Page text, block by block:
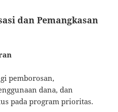
dan Pemangkasan
pemborosan,
dana, dan
pada program prioritas.